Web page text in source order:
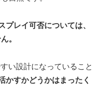
プレイ可否については、
。
い設計になっていること
かすかどうかはまったく